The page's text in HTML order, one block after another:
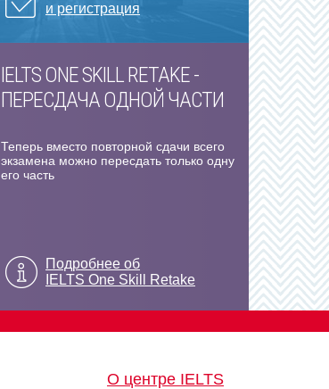
и регистрация
IELTS ONE SKILL RETAKE -
ПЕРЕСДАЧА ОДНОЙ ЧАСТИ
Теперь вместо повторной сдачи всего
экзамена можно пересдать только одну
его часть
Подробнее об
IELTS One Skill Retake
О центре IELTS